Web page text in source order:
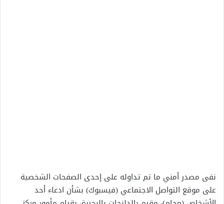
نفى مصدر أمني ما تم تداوله على إحدى الصفحات الشخصية
على موقع التواصل الاجتماعي (فيسبوك) بشأن ادعاء أحد